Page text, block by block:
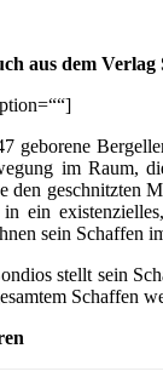
aus dem
geborene
im Raum,
den geschnitzten
ein
sein Schaffen
stellt sein
Schaffen